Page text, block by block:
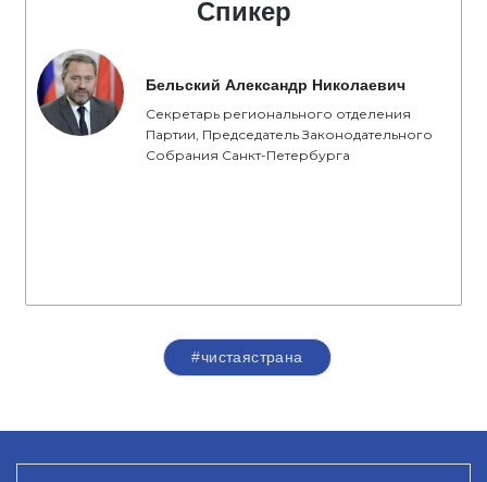
Спикер
Бельский Александр Николаевич
Секретарь регионального отделения
Партии, Председатель Законодательного
Собрания Санкт-Петербурга
#чистаястрана